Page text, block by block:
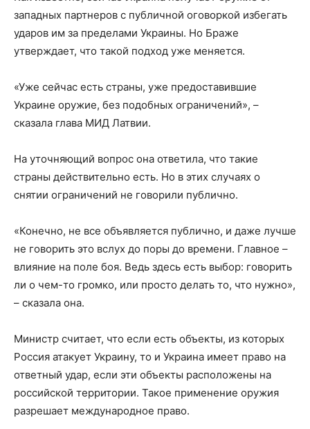
западных партнеров с публичной оговоркой избегать
ударов им за пределами Украины. Но Браже
утверждает, что такой подход уже меняется.
«Уже сейчас есть страны, уже предоставившие
Украине оружие, без подобных ограничений», –
сказала глава МИД Латвии.
На уточняющий вопрос она ответила, что такие
страны действительно есть. Но в этих случаях о
снятии ограничений не говорили публично.
«Конечно, не все объявляется публично, и даже лучше
не говорить это вслух до поры до времени. Главное –
влияние на поле боя. Ведь здесь есть выбор: говорить
ли о чем-то громко, или просто делать то, что нужно»,
– сказала она.
Министр считает, что если есть объекты, из которых
Россия атакует Украину, то и Украина имеет право на
ответный удар, если эти объекты расположены на
российской территории. Такое применение оружия
разрешает международное право.